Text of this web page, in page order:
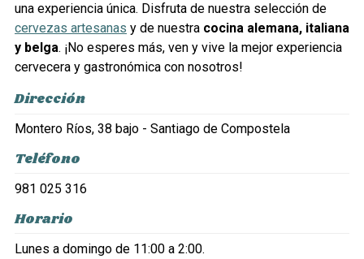
una experiencia única. Disfruta de nuestra selección de
cervezas artesanas y de nuestra cocina alemana, italiana
y belga. ¡No esperes más, ven y vive la mejor experiencia
cervecera y gastronómica con nosotros!
Dirección
Montero Ríos, 38 bajo - Santiago de Compostela
Teléfono
981 025 316
Horario
Lunes a domingo de 11:00 a 2:00.